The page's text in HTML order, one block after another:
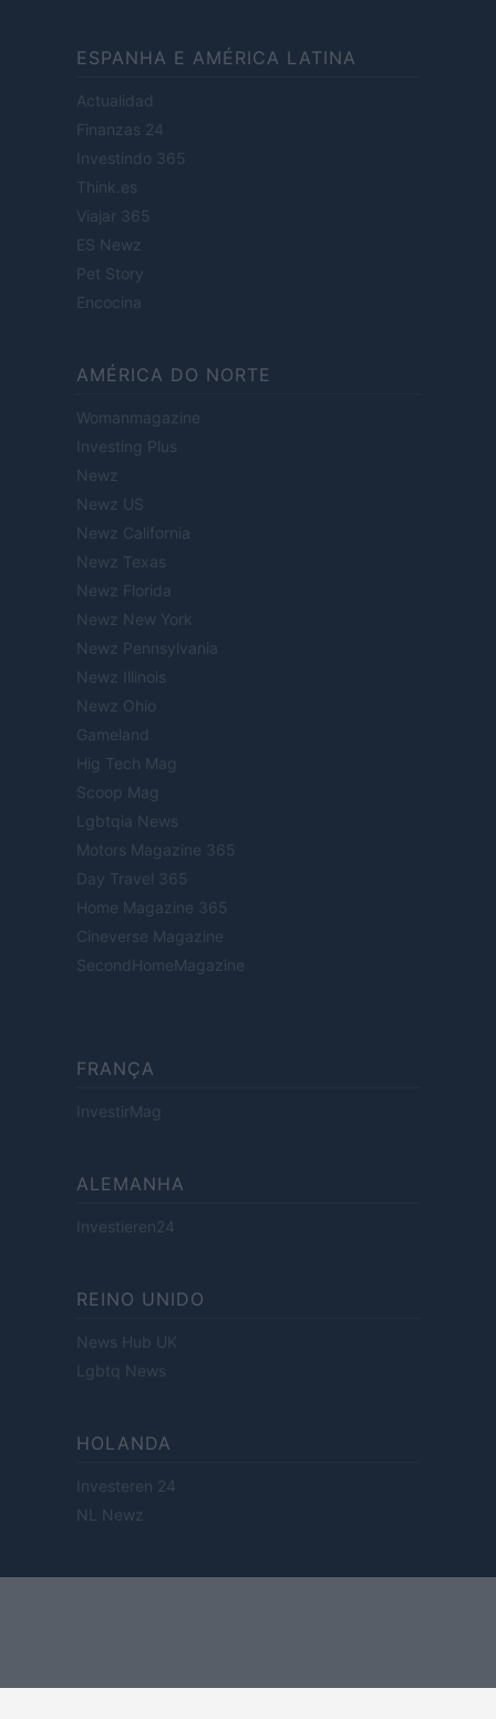
ESPANHA E AMÉRICA LATINA
Actualidad
Finanzas 24
Investindo 365
Think.es
Viajar 365
ES Newz
Pet Story
Encocina
AMÉRICA DO NORTE
Womanmagazine
Investing Plus
Newz
Newz US
Newz California
Newz Texas
Newz Florida
Newz New York
Newz Pennsylvania
Newz Illinois
Newz Ohio
Gameland
Hig Tech Mag
Scoop Mag
Lgbtqia News
Motors Magazine 365
Day Travel 365
Home Magazine 365
Cineverse Magazine
SecondHomeMagazine
FRANÇA
InvestirMag
ALEMANHA
Investieren24
REINO UNIDO
News Hub UK
Lgbtq News
HOLANDA
Investeren 24
NL Newz